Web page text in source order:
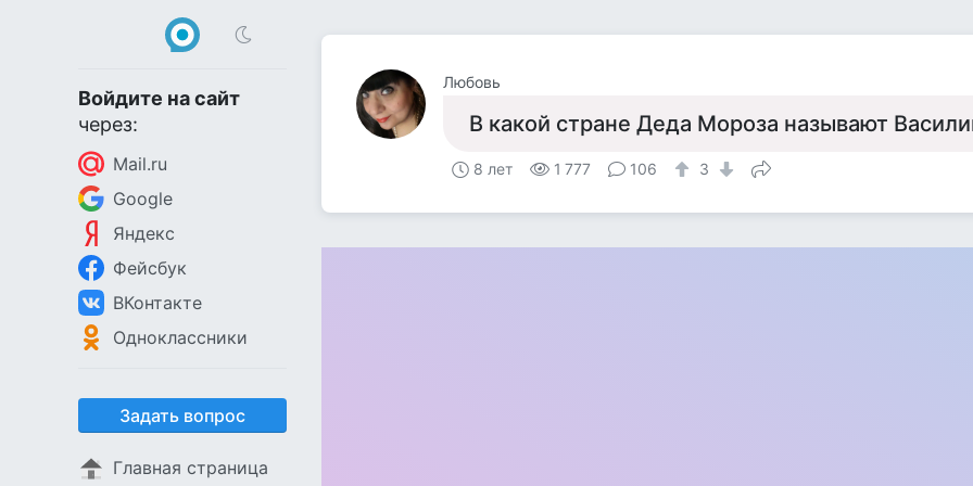
Войдите на сайт
через:
Mail.ru
Google
Яндекс
Фейсбук
ВКонтакте
Одноклассники
Задать вопрос
Главная страница
Любовь
В какой стране Деда Мороза называют
8 лет 1 777 106 3